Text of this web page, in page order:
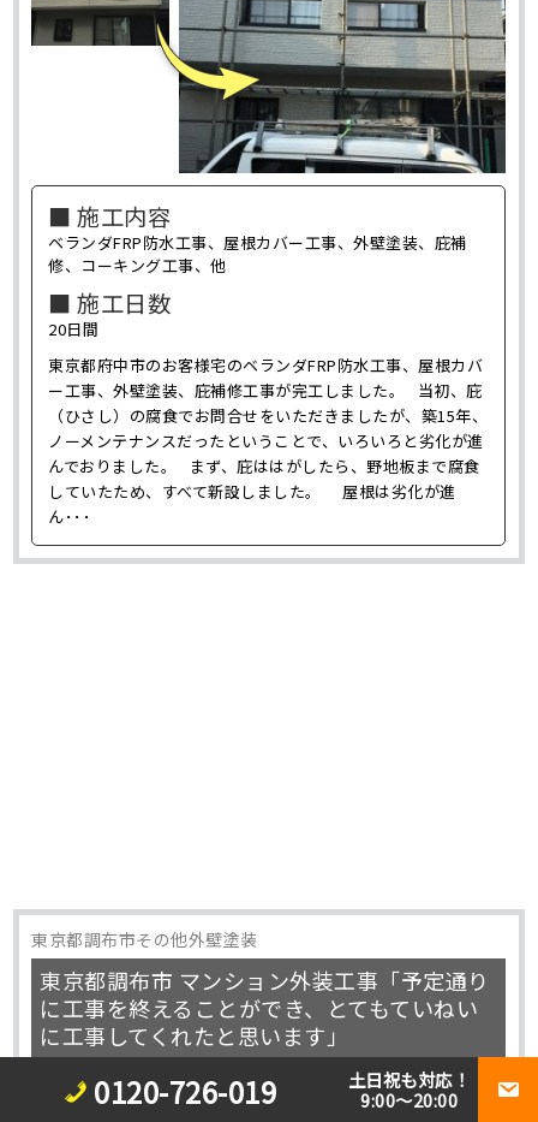
■ 施工内容
ベランダFRP防水工事、屋根カバー工事、外壁塗装、庇補
修、コーキング工事、他
■ 施工日数
20日間
東京都府中市のお客様宅のベランダFRP防水工事、屋根カバ
ー工事、外壁塗装、庇補修工事が完工しました。 当初、庇
（ひさし）の腐食でお問合せをいただきましたが、築15年、
ノーメンテナンスだったということで、いろいろと劣化が進
んでおりました。 まず、庇ははがしたら、野地板まで腐食
していたため、すべて新設しました。 屋根は劣化が進
ん･･･
東京都調布市その他外壁塗装
東京都調布市 マンション外装工事「予定通り
に工事を終えることができ、とてもていねい
に工事してくれたと思います」
0120-726-019
土日祝も対応！
9:00～20:00